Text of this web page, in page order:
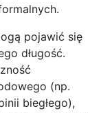
pojawić się
długość.
(np.
biegłego),